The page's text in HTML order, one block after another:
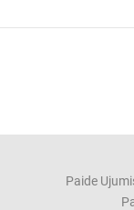
Paide